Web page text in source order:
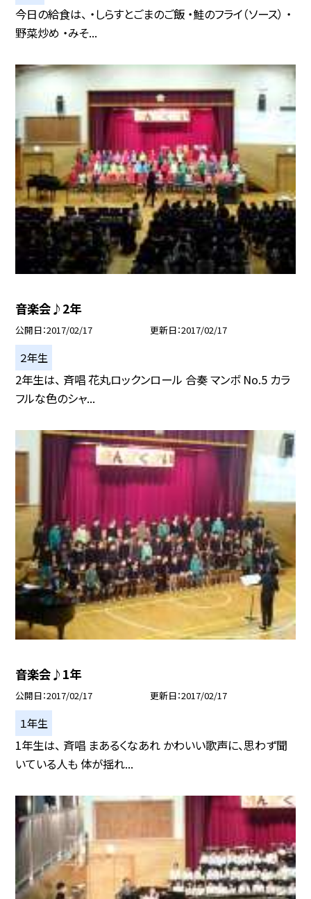
今日の給食は、 ・しらすとごまのご飯 ・鮭のフライ（ソース） ・
野菜炒め ・みそ...
音楽会♪2年
公開日 2017/02/17 更新日 2017/02/17
２年生
2年生は、 斉唱 花丸ロックンロール 合奏 マンボ No.5 カラ
フルな色のシャ...
音楽会♪1年
公開日 2017/02/17 更新日 2017/02/17
１年生
1年生は、 斉唱 まあるくなあれ かわいい歌声に、思わず聞
いている人も 体が揺れ...